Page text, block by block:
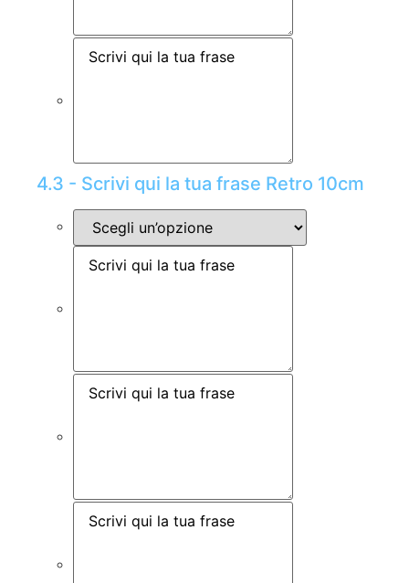
4.3 - Scrivi qui la tua frase Retro 10cm